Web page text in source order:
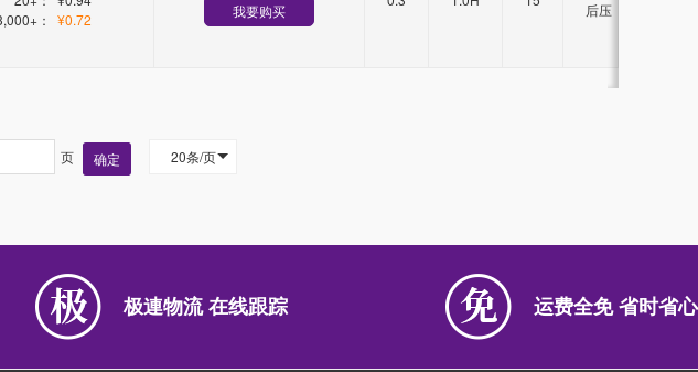
：
¥0.72 我要购买
后压
页 确定 20条/页
极連物流 在线跟踪 运费全免 省时省心